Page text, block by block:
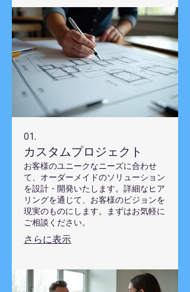
01.
カスタムプロジェクト
お客様のユニークなニーズに合わせ
て、オーダーメイドのソリューション
を設計・開発いたします。詳細なヒア
リングを通じて、お客様のビジョンを
現実のものにします。まずはお気軽に
ご相談ください。
さらに表示